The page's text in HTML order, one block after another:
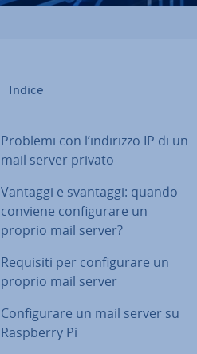
Indice
Problemi con l’indirizzo IP di un
mail server privato
Vantaggi e svantaggi: quando
conviene con­fi­gu­ra­re un
proprio mail server?
Requisiti per con­fi­gu­ra­re un
proprio mail server
Con­fi­gu­ra­re un mail server su
Raspberry Pi